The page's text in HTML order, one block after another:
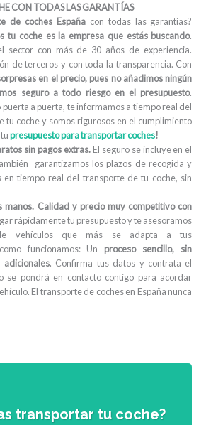
CON TODAS LAS GARANTÍAS
de coches España con todas las garantías?
tu coche es la empresa que estás buscando.
sector con más de 30 años de experiencia.
de terceros y con toda la transparencia. Con
en el precio, pues no añadimos ningún
seguro a todo riesgo en el presupuesto.
a puerta, te informamos a tiempo real del
tu coche y somos rigurosos en el cumplimiento
presupuesto para transportar coches!
sin pagos extras. El seguro se incluye en el
garantizamos los plazos de recogida y
en tiempo real del transporte de tu coche, sin
manos. Calidad y precio muy competitivo con
rápidamente tu presupuesto yte asesoramos
vehículos que más se adapta a tus
funcionamos: Un proceso sencillo, sin
adicionales. Confirma tus datos y contrata el
se pondrá en contacto contigo para acordar
El transporte de coches en España nunca
transportar tu coche?